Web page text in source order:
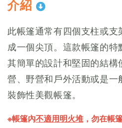
介紹
此帳篷通常有四個支柱或支
成一個尖頂。這款帳篷的特
其簡單的設計和堅固的結構
營、野營和戶外活動或是一
裝飾性美觀帳篷。
※帳篷內不適用明火堆 ，勿在帳